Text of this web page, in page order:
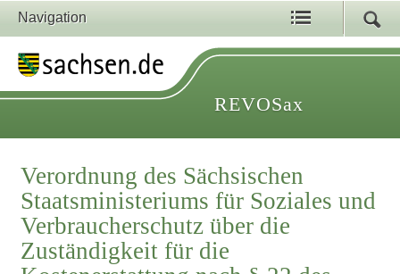
Navigation
REVOSax
Verordnung des Sächsischen
Staatsministeriums für Soziales und
Verbraucherschutz über die
Zuständigkeit für die